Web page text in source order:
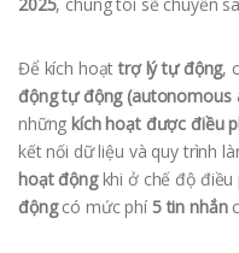
Để kích hoạttrợ lý tự động,
động tự động (autonomous
nhữngkích hoạt được điều
kết nối dữ liệu và quy trình
hoạt độngkhi ở chế độ
độngcó mức phí 5 tin nhắn